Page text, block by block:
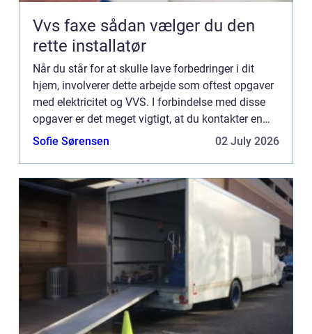
Vvs faxe sådan vælger du den
rette installatør
Når du står for at skulle lave forbedringer i dit
hjem, involverer dette arbejde som oftest opgaver
med elektricitet og VVS. I forbindelse med disse
opgaver er det meget vigtigt, at du kontakter en
autoriseret fagperson. Det er nemlig strengt
Sofie Sørensen 02 July 2026